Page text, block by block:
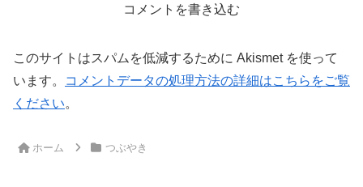
コメントを書き込む
このサイトはスパムを低減するために Akismet を使って
います。
コメントデータの処理方法の詳細はこちらをご覧
ください。
ホーム つぶやき